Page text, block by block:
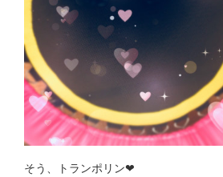
そう、トランポリン❤︎